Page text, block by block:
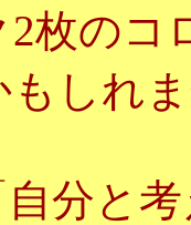
枚のコ
しれ
分と